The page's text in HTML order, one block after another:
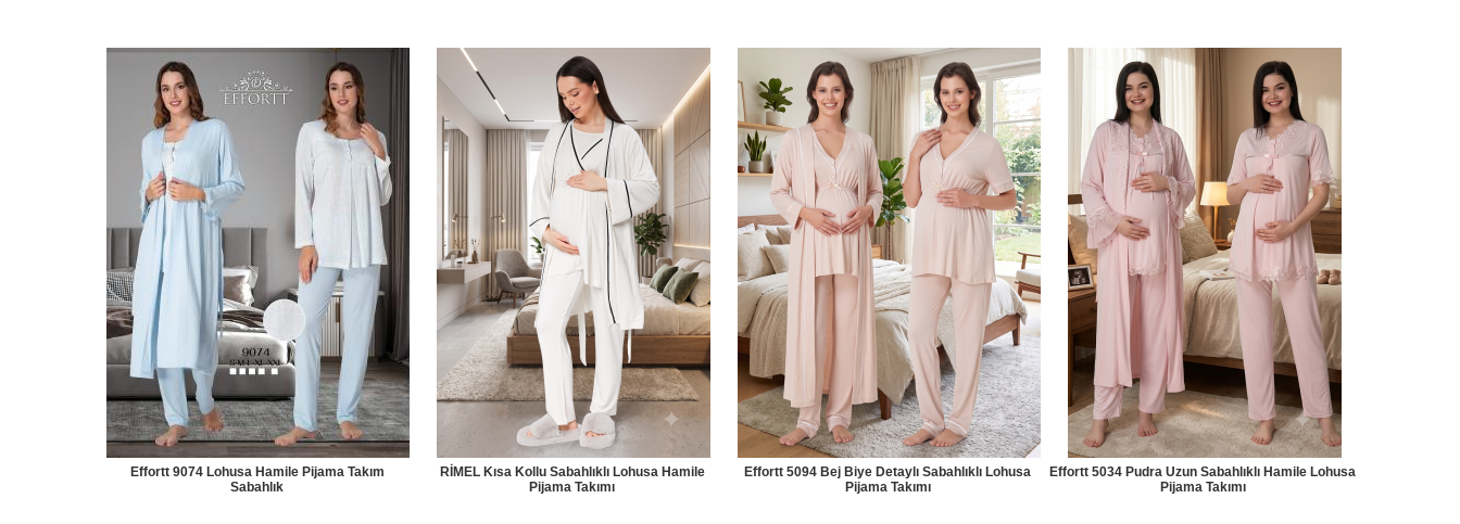
Effortt 9074 Lohusa Hamile Pijama Takım
Sabahlık
RİMEL Kısa Kollu Sabahlıklı Lohusa Hamile
Pijama Takımı
Effortt 5094 Bej Biye Detaylı Sabahlıklı Lohusa
Pijama Takımı
Effortt 5034 Pudra Uzun Sabahlıklı Hamile Lohusa
Pijama Takımı